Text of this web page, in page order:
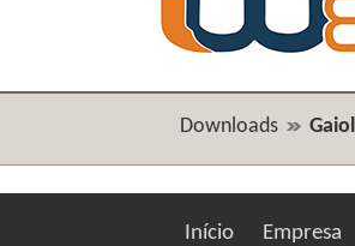
Downloads
Início Empresa